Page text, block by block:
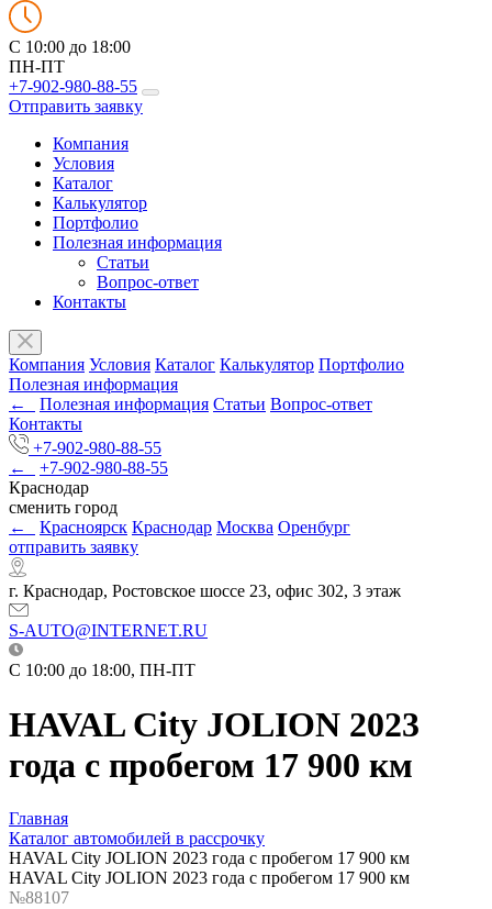
C 10:00 до 18:00
ПН-ПТ
+7-902-980-88-55
Отправить заявку
Компания
Условия
Каталог
Калькулятор
Портфолио
Полезная информация
Статьи
Вопрос-ответ
Контакты
Компания Условия Каталог Калькулятор Портфолио
Полезная информация
←
Полезная информация Статьи Вопрос-ответ
Контакты
+7-902-980-88-55
←
+7-902-980-88-55
Краснодар
сменить город
←
Красноярск Краснодар Москва Оренбург
отправить заявку
г. Краснодар, Ростовское шоссе 23, офис 302, 3 этаж
S-AUTO@INTERNET.RU
C 10:00 до 18:00, ПН-ПТ
HAVAL City JOLION 2023
года с пробегом 17 900 км
Главная
Каталог автомобилей в рассрочку
HAVAL City JOLION 2023 года с пробегом 17 900 км
HAVAL City JOLION 2023 года с пробегом 17 900 км
№88107